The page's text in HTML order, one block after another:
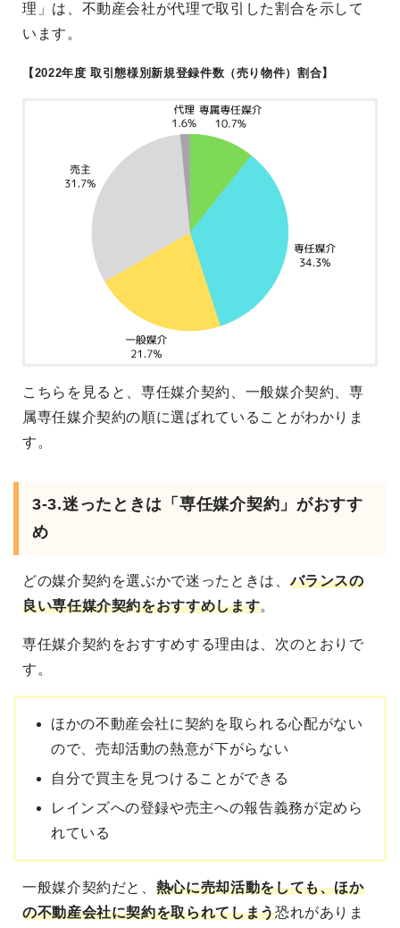
理」は、不動産会社が代理で取引した割合を示して
います。
【2022年度 取引態様別新規登録件数（売り物件）割合】
こちらを見ると、専任媒介契約、一般媒介契約、専
属専任媒介契約の順に選ばれていることがわかりま
す。
3-3.迷ったときは「専任媒介契約」がおすす
め
どの媒介契約を選ぶかで迷ったときは、バランスの
良い専任媒介契約をおすすめします。
専任媒介契約をおすすめする理由は、次のとおりで
す。
ほかの不動産会社に契約を取られる心配がない
ので、売却活動の熱意が下がらない
自分で買主を見つけることができる
レインズへの登録や売主への報告義務が定めら
れている
一般媒介契約だと、 熱心に売却活動をしても、ほか
の不動産会社に契約を取られてしまう恐れがありま